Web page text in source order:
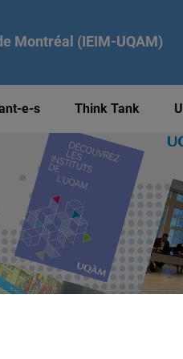
Montréal (IEIM-UQAM)
e-s Think Tank